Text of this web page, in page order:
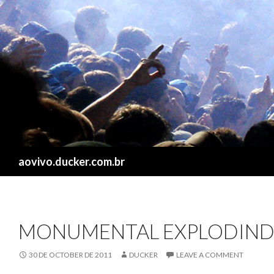
aovivo.ducker.com.br
MONUMENTAL
30 DE OCTOBER DE 2011 DUCKER LEAVE A COMMENT